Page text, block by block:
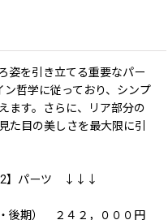
姿を引き立てる重要なパー
ン哲学に従っており、シンプ
ます。さらに、リア部分の
た目の美しさを最大限に引
2】パーツ ↓↓↓
後期） ２４２，０００円